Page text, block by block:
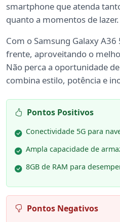
smartphone que atenda
quanto a momentos de lazer.
Com o Samsung Galaxy
frente, aproveitando o
Não perca a oportunidade
combina estilo, potência e
Pontos Positivos
Conectividade 5G para
Ampla capacidade de
8GB de RAM para
Pontos Negativos